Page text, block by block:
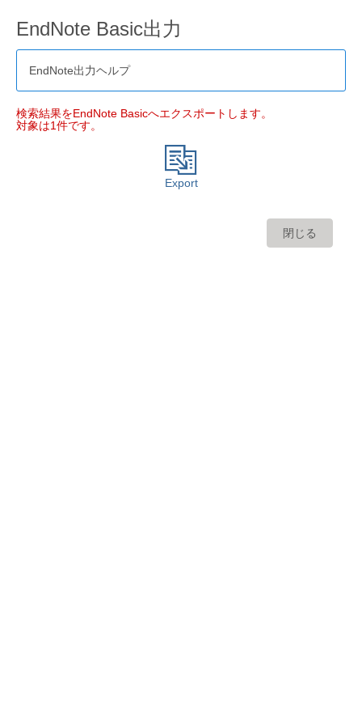
EndNote Basic出力
EndNote出力ヘルプ
検索結果をEndNote Basicへエクスポートします。
対象は1件です。
Export